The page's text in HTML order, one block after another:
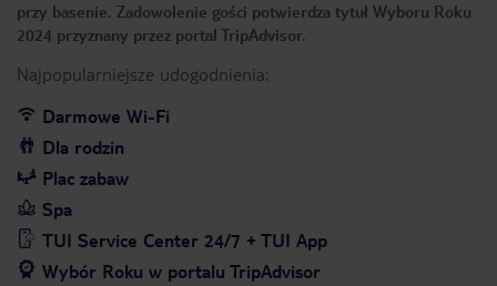
przy basenie. Zadowolenie gości potwierdza tytuł Wyboru Roku
2024 przyznany przez portal TripAdvisor.
Najpopularniejsze udogodnienia:
Darmowe Wi-Fi
Dla rodzin
Plac zabaw
Spa
TUI Service Center 24/7 + TUI App
Wybór Roku w portalu TripAdvisor